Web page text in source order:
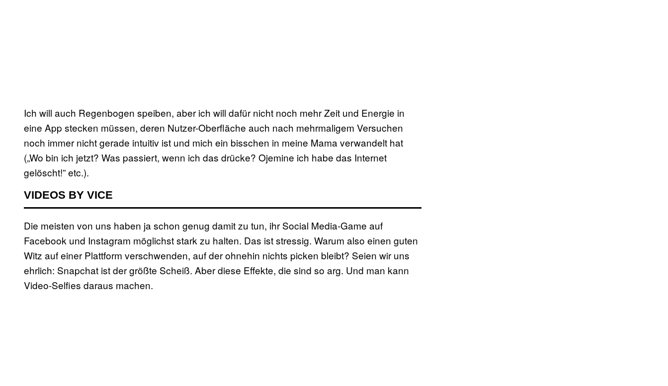
Ich will auch Regenbogen speiben, aber ich will dafür nicht noch mehr Zeit und Energie in
eine App stecken müssen, deren Nutzer-Oberfläche auch nach mehrmaligem Versuchen
noch immer nicht gerade intuitiv ist und mich ein bisschen in meine Mama verwandelt hat
(„Wo bin ich jetzt? Was passiert, wenn ich das drücke? Ojemine ich habe das Internet
gelöscht!” etc.).
VIDEOS BY VICE
Die meisten von uns haben ja schon genug damit zu tun, ihr Social Media-Game auf
Facebook und Instagram möglichst stark zu halten. Das ist stressig. Warum also einen guten
Witz auf einer Plattform verschwenden, auf der ohnehin nichts picken bleibt? Seien wir uns
ehrlich: Snapchat ist der größte Scheiß. Aber diese Effekte, die sind so arg. Und man kann
Video-Selfies daraus machen.